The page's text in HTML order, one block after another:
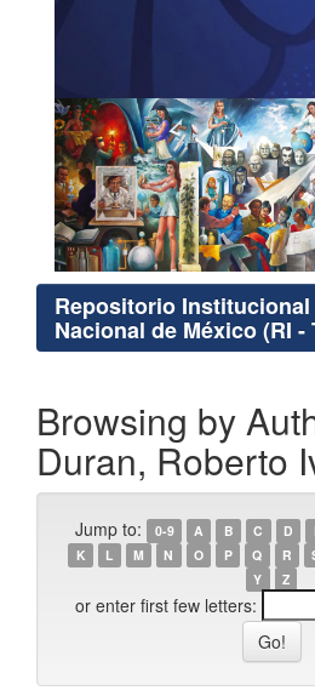
Repositorio
Nacional de México (RI -
Browsing by
Duran, Roberto
Jump to: 0-9 A B C D
K
L M N O P Q R
Y
Z
or enter first few letters: